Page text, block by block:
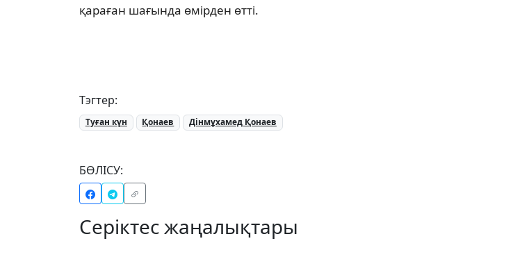
қараған шағында өмірден өтті.
Тэгтер:
Туған күн Қонаев Дінмұхамед Қонаев
БӨЛІСУ:
Серіктес жаңалықтары